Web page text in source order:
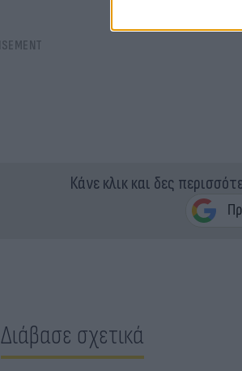
Κάνε κλικ και δες
Διάβασε σχετικά